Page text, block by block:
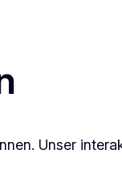
Unser